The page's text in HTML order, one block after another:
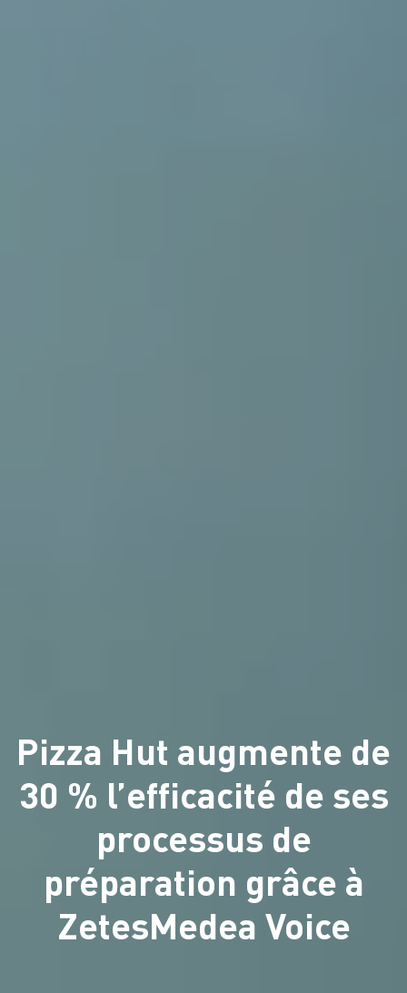
Pizza Hut augmente de
30 % l’efficacité de ses
processus de
préparation grâce à
ZetesMedea Voice